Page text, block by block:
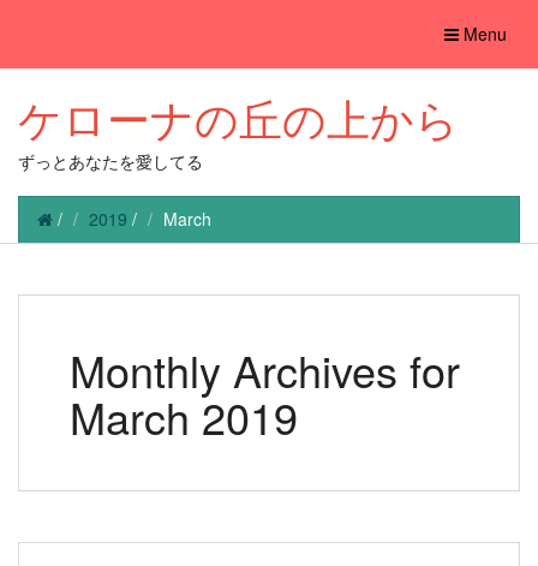
Toggle
Menu
ケローナの丘の上から
ずっとあなたを愛してる
/ 2019 / March
Monthly Archives for
March 2019